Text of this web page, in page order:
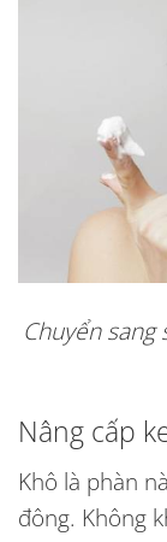
Chuyển
Nâng cấp
Khô là phàn
đông. Không